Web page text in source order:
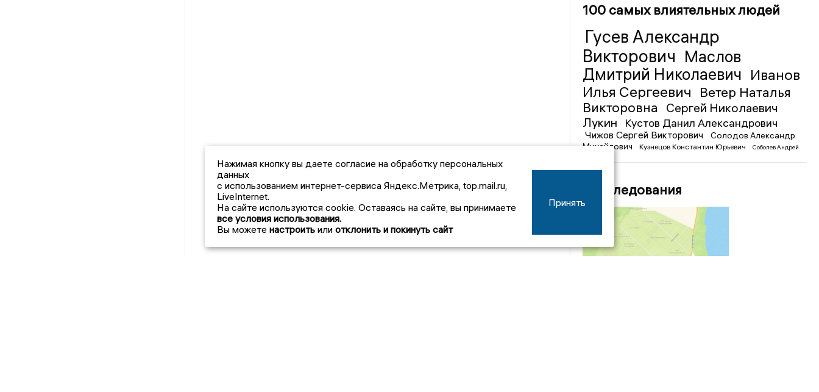
100 самых влиятельных людей
Гусев Александр
Викторович Маслов
Дмитрий Николаевич Иванов
Илья Сергеевич
Ветер Наталья
Викторовна
Сергей Николаевич
Лукин
Кустов Данил Александрович
Чижов Сергей Викторович
Солодов Александр
Михайлович
Кузнецов Константин Юрьевич
Соболев Андрей
Расследования
Нажимая кнопку вы даете согласие на обработку персональных
данных
с использованием интернет-сервиса Яндекс.Метрика, top.mail.ru,
LiveInternet.
На сайте используются cookie. Оставаясь на сайте, вы принимаете
все условия использования.
Вы можете настроить или отклонить и покинуть сайт
Принять